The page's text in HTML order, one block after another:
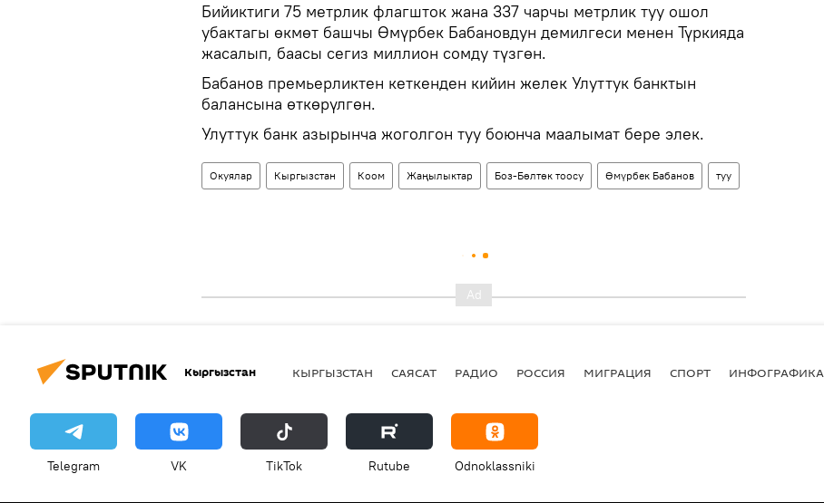
Бийиктиги 75 метрлик флагшток жана 337 чарчы метрлик туу ошол
убактагы өкмөт башчы Өмүрбек Бабановдун демилгеси менен Түркияда
жасалып, баасы сегиз миллион сомду түзгөн.
Бабанов премьерликтен кеткенден кийин желек Улуттук банктын
балансына өткөрүлгөн.
Улуттук банк азырынча жоголгон туу боюнча маалымат бере элек.
Окуялар Кыргызстан Коом Жаңылыктар Боз-Бөлтөк тоосу Өмүрбек Бабанов туу
Кыргызстан КЫРГЫЗСТАН САЯСАТ РАДИО РОССИЯ МИГРАЦИЯ СПОРТ ИНФОГРАФИКА
Telegram VK ТikТоk Rutube Odnoklassniki